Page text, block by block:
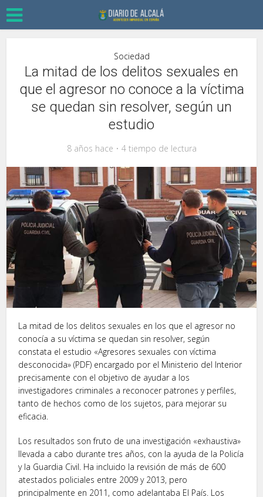
Sociedad
La mitad de los delitos sexuales en
que el agresor no conoce a la víctima
se quedan sin resolver, según un
estudio
8 años hace 4 tiempo de lectura
La mitad de los delitos sexuales en los que el agresor no
conocía a su víctima se quedan sin resolver, según
constata el estudio «Agresores sexuales con víctima
desconocida» (PDF) encargado por el Ministerio del Interior
precisamente con el objetivo de ayudar a los
investigadores criminales a reconocer patrones y perfiles,
tanto de hechos como de los sujetos, para mejorar su
eficacia.
Los resultados son fruto de una investigación «exhaustiva»
llevada a cabo durante tres años, con la ayuda de la Policía
y la Guardia Civil. Ha incluido la revisión de más de 600
atestados policiales entre 2009 y 2013, pero
principalmente en 2011, como adelantaba El País. Los